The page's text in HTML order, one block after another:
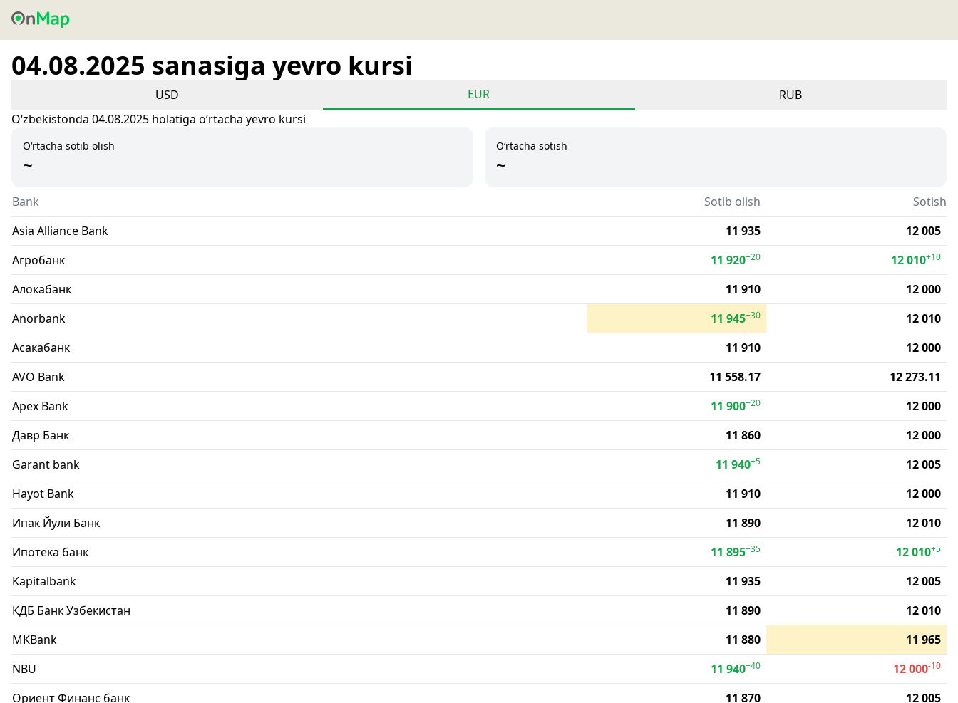
04.08.2025 sanasiga yevro kursi
USD EUR
RUB
Oʻzbekistonda 04.08.2025 holatiga oʻrtacha yevro kursi
O‘rtacha sotib olish
~
O‘rtacha sotish
~
Bank Sotib olish
Sotish
Asia Alliance Bank
11 935
12 005
Агробанк
11 920+20 12 010+10
Алокабанк 11 910
12 000
Anorbank
11 945+30
12 010
Асакабанк
11 910
12 000
AVO Bank
11 558.17
12 273.11
Apex Bank
11 900+20
12 000
Давр Банк
11 860
12 000
Garant bank
11 940+5
12 005
Hayot Bank
11 910
12 000
Ипак Йули Банк
11 890
12 010
Ипотека банк
11 895+35 12 010+5
Kapitalbank 11 935
12 005
КДБ Банк Узбекистан
11 890
12 010
MKBank
11 880
11 965
NBU
11 940+40 12 000-10
Ориент Финанс банк 11 870
12 005